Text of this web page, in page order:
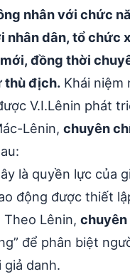
nhân với chức
nhân dân, tổ chức
đồng thời
thù địch. Khái niệm
V.I.Lênin phát
Lênin, chuyên
là quyền lực của
động được thiết
Theo Lênin, chuyên
để phân biệt
giả danh.